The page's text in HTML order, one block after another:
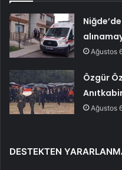
Ağustos
Özgür
Ağustos
DESTEKTEN